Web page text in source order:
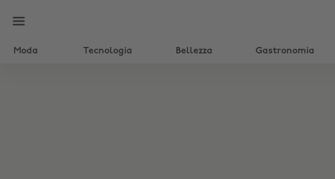
Moda Tecnologia Bellezza Gastronomia